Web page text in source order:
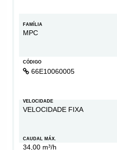
FAMÍLIA
MPC
CÓDIGO
66E10060005
VELOCIDADE
VELOCIDADE FIXA
CAUDAL MÁX.
34,00 m³/h